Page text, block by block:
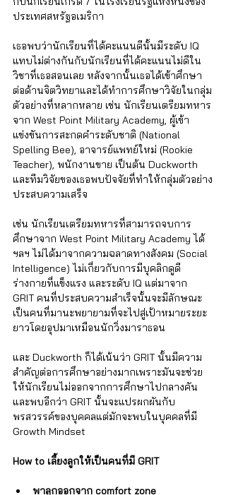
ประเทศสหรัฐอเมริกา
เธอพบว่านักเรียนที่ได้คะแนนดีนั้นมีระดับ IQ
แทบไม่ต่างกันกับนักเรียนที่ได้คะแนนไม่ดีใน
วิชาที่เธอสอนเลย หลังจากนั้นเธอได้เข้าศึกษา
ต่อด้านจิตวิทยาและได้ทำการศึกษาวิจัยในกลุ่ม
ตัวอย่างที่หลากหลาย เช่น นักเรียนเตรียมทหาร
จาก West Point Military Academy, ผู้เข้า
แข่งขันการสะกดคำระดับชาติ (National
Spelling Bee), อาจารย์แพทย์ใหม่ (Rookie
Teacher), พนักงานขาย เป็นต้น Duckworth
และทีมวิจัยของเธอพบปัจจัยที่ทำให้กลุ่มตัวอย่าง
ประสบความเสร็จ
เช่น นักเรียนเตรียมทหารที่สามารถจบการ
ศึกษาจาก West Point Military Academy ได้
ฯลฯ ไม่ได้มาจากความฉลาดทางสังคม (Social
Intelligence) ไม่เกี่ยวกับการมีบุคลิกดูดี
ร่างกายที่แข็งแรง และระดับ IQ แต่มาจาก
GRIT คนที่ประสบความสำเร็จนั้นจะมีลักษณะ
เป็นคนที่มานะพยายามที่จะไปสู่เป้าหมายระยะ
ยาวโดยอุปมาเหมือนนักวิ่งมาราธอน
และ Duckworth ก็ได้เน้นว่า GRIT นั้นมีความ
สำคัญต่อการศึกษาอย่างมากเพราะมันจะช่วย
ให้นักเรียนไม่ออกจากการศึกษาไปกลางคัน
และพบอีกว่า GRIT นั้นจะแปรผกผันกับ
พรสวรรค์ของบุคคลแต่มักจะพบในบุคคลที่มี
Growth Mindset
How to เลี้ยงลูกให้เป็นคนที่มี GRIT
พาลูกออกจาก comfort zone